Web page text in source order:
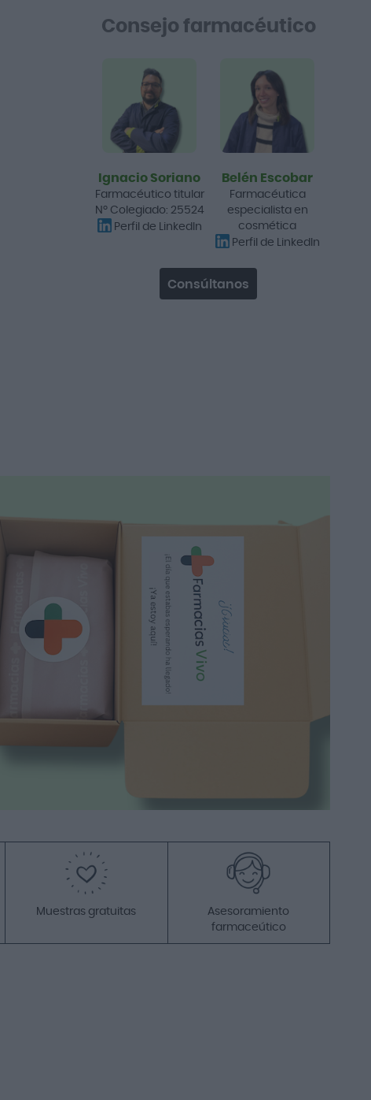
Mascarilla de Pies
6,25 €
Añadir a la cesta
-26%
Laboratorios Viñas Vigorix
90 cápsulas
40,05 €
Consejo farmacéutico
Ignacio Soriano
Farmacéutico titular
Nº Colegiado: 25524
Perfil de LinkedIn
Belén Escobar
Farmacéutica
especialista en
cosmética
Perfil de LinkedIn
Consúltanos
Muestras gratuitas
Asesoramiento
farmaceútico